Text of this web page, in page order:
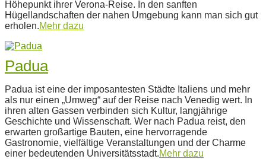
Höhepunkt ihrer Verona-Reise. In den sanften
Hügellandschaften der nahen Umgebung kann man sich gut
erholen.Mehr dazu
Padua
11-
28
Padua ist eine der imposantesten Städte Italiens und mehr
als nur einen „Umweg“ auf der Reise nach Venedig wert. In
ihren alten Gassen verbinden sich Kultur, langjährige
Geschichte und Wissenschaft. Wer nach Padua reist, den
erwarten großartige Bauten, eine hervorragende
Gastronomie, vielfältige Veranstaltungen und der Charme
einer bedeutenden Universitätsstadt.Mehr dazu